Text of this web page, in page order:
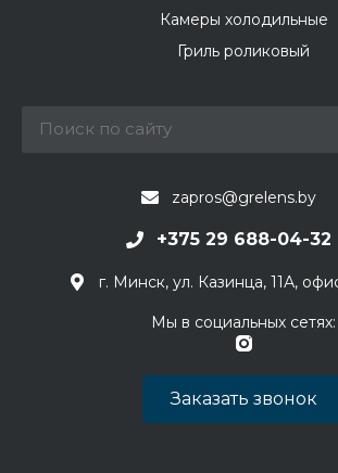
Камеры холодильные
Гриль роликовый
zapros@grelens.by
+375 29 688-04-32
г. Минск, ул. Казинца, 11А,
Мы в социальных сетях:
Заказать звонок